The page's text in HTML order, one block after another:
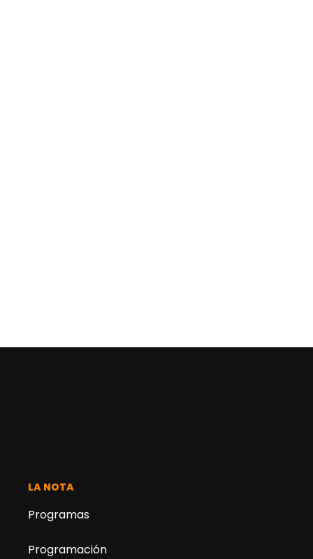
LA NOTA
Programas
Programación